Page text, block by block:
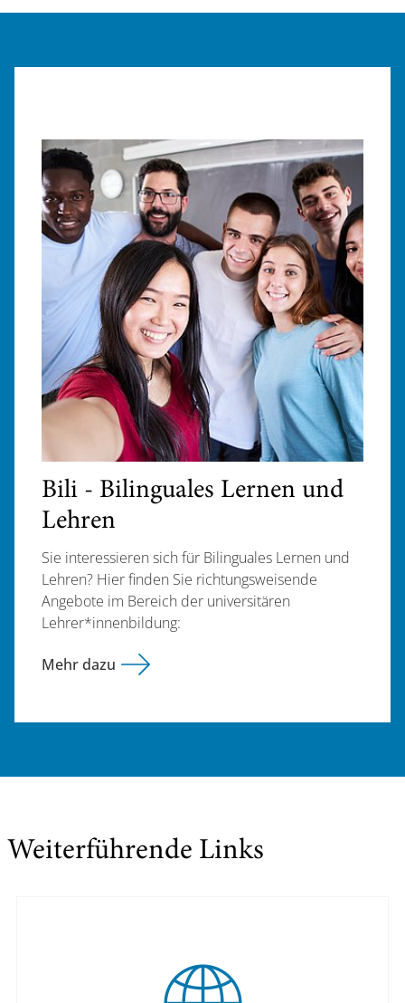
Bili - Bilinguales Lernen und
Lehren
Sie interessieren sich für Bilinguales Lernen und
Lehren? Hier finden Sie richtungsweisende
Angebote im Bereich der universitären
Lehrer*innenbildung:
Mehr dazu
Weiterführende Links